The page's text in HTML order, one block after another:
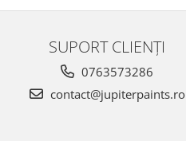
SUPORT CLIENȚI
0763573286
contact@jupiterpaints.ro